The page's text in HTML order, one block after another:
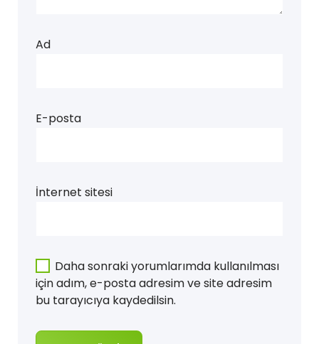
Ad
E-posta
İnternet sitesi
Daha sonraki yorumlarımda kullanılması
için adım, e-posta adresim ve site adresim
bu tarayıcıya kaydedilsin.